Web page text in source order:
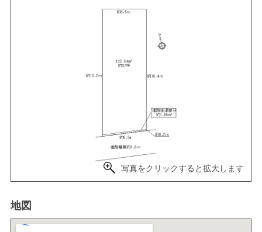
写真をクリックすると拡大します
地図